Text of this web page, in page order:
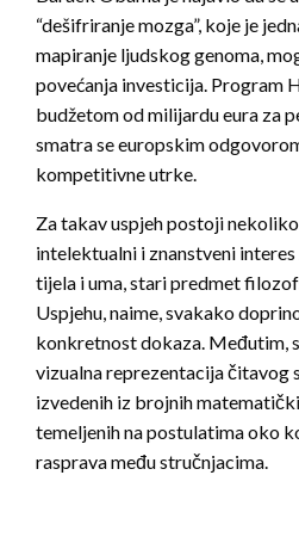
“dešifriranje mozga”, koje je
mapiranje ljudskog genoma,
povećanja investicija. Program
budžetom od milijardu eura za
smatra se europskim
kompetitivne utrke.
Za takav uspjeh postoji
intelektualni i znanstveni
tijela i uma, stari predmet
Uspjehu, naime, svakako
konkretnost dokaza. Međutim,
vizualna reprezentacija čitavog
izvedenih iz brojnih
temeljenih na postulatima oko
rasprava među stručnjacima.